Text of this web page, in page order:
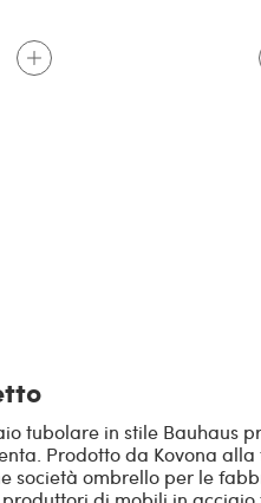
tubolare in stile Bauhaus
Prodotto da Kovona
società ombrello per le